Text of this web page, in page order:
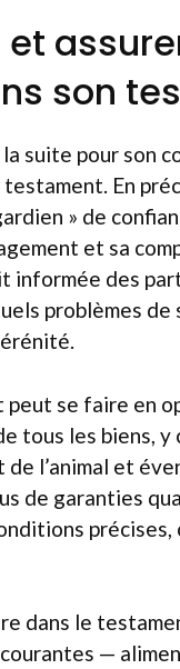
son
suite pour son
testament. En
» de
et sa
des
problèmes de
se faire en
les biens, y
l’animal et
de garanties
dans le
—